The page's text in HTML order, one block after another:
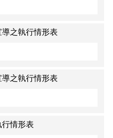
之執行情形表
之執行情形表
情形表